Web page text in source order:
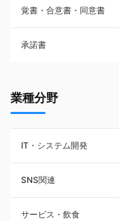
フランチャイズ契約
賃貸借契約
覚書・合意書・同意書
承諾書
業種分野
IT・システム開発
SNS関連
サービス・飲食